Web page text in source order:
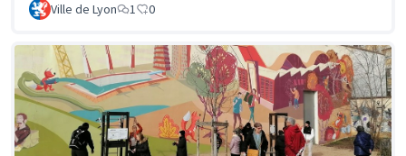
Ville de Lyon 1 0